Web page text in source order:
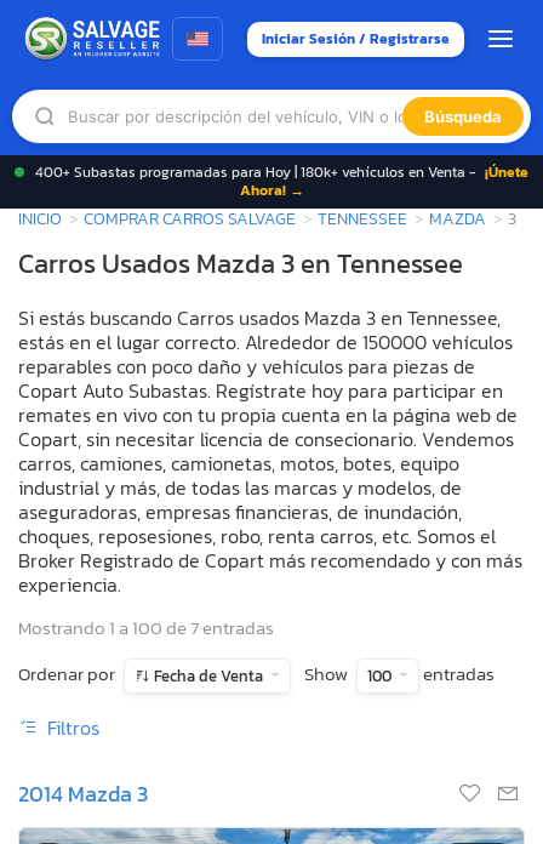
Iniciar Sesión / Registrarse
Búsqueda
400+ Subastas programadas para Hoy | 180k+ vehículos en Venta - ¡Únete
Ahora! →
INICIO COMPRAR CARROS SALVAGE TENNESSEE MAZDA 3
Carros Usados Mazda 3 en Tennessee
Si estás buscando Carros usados Mazda 3 en Tennessee,
estás en el lugar correcto. Alrededor de 150000 vehículos
reparables con poco daño y vehículos para piezas de
Copart Auto Subastas. Regístrate hoy para participar en
remates en vivo con tu propia cuenta en la página web de
Copart, sin necesitar licencia de consecionario. Vendemos
carros, camiones, camionetas, motos, botes, equipo
industrial y más, de todas las marcas y modelos, de
aseguradoras, empresas financieras, de inundación,
choques, reposesiones, robo, renta carros, etc. Somos el
Broker Registrado de Copart más recomendado y con más
experiencia.
Mostrando 1 a 100 de 7 entradas
Ordenar por
Fecha de Venta Show 100 entradas
Filtros
2014 Mazda 3